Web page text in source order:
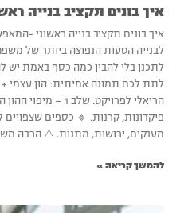
איך בונים תקציב בנייה
איך בונים תקציב בנייה ראשוני -
לבנייה הטעות הנפוצה ביותר של
לתכנן בלי להבין כמה כסף באמת יש
לתת לכם תמונה אמיתית: הון עצמי
הריאלי לפרויקט.
פיקדונות, קרנות. 🔹 כספים
מענקים, ירושות, מתנות. ⚠️ הרבה
להמשך קריאה »